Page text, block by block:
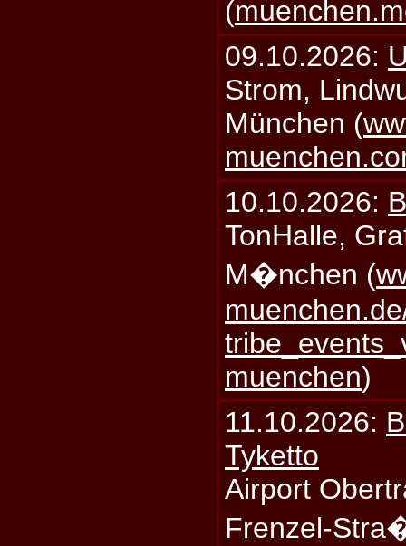
(
09.10.2026:
Strom,
München (
10.10.2026:
TonHalle,
M�nchen (
muenchen)
11.10.2026:
Tyketto
Airport
Frenzel-